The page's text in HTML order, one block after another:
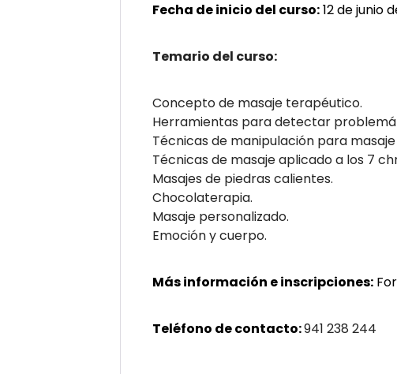
Fecha de inicio del curso:12 de junio
Temario del curso:
Concepto de masaje terapéutico.
Herramientas para detectar
Técnicas de manipulación para
Técnicas de masaje aplicado a los 7
Masajes de piedras calientes.
Chocolaterapia.
Masaje personalizado.
Emoción y cuerpo.
Más información e inscripciones:
Teléfono de contacto:941 238 244